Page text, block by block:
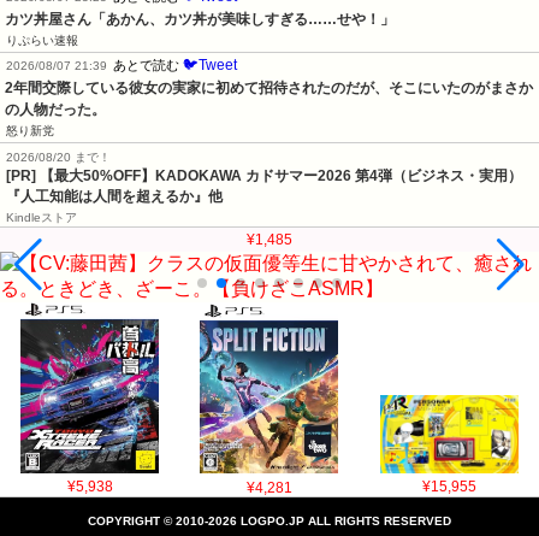
カツ丼屋さん「あかん、カツ丼が美味しすぎる……せや！」
りぷらい速報
2026/08/07 21:39
あとで読む 🐦Tweet
2年間交際している彼女の実家に初めて招待されたのだが、そこにいたのがまさか
の人物だった。
怒り新党
2026/08/20 まで！
[PR]
【最大50%OFF】KADOKAWA カドサマー2026 第4弾（ビジネス・実用）
『人工知能は人間を超えるか』他
Kindleストア
¥1,485
¥5,938 ¥4,281 ¥15,955
COPYRIGHT © 2010-2026 LOGPO.JP ALL RIGHTS RESERVED